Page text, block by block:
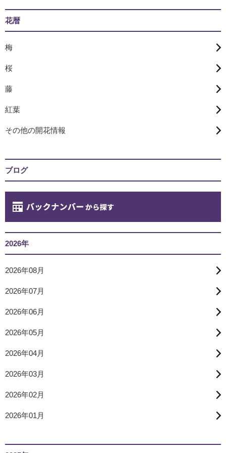
花暦
梅
桜
藤
紅葉
その他の開花情報
ブログ
2026年
2026年08月
2026年07月
2026年06月
2026年05月
2026年04月
2026年03月
2026年02月
2026年01月